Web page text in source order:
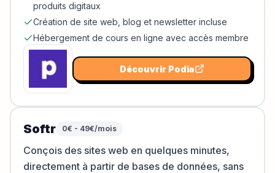
produits digitaux
Création de site web, blog et newsletter incluse
Hébergement de cours en ligne avec accès membre
Découvrir Podia
Softr 0€ - 49€/mois
Conçois des sites web en quelques minutes,
directement à partir de bases de données, sans